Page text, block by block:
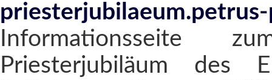
priesterjubilaeum.petrus-
Informationsseite
Priesterjubiläum des